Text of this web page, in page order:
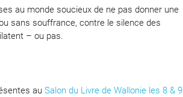
au monde soucieux de ne pas donner une
sans souffrance, contre le silence des
– ou pas.
auSalon du Livre de Wallonie les 8 & 9